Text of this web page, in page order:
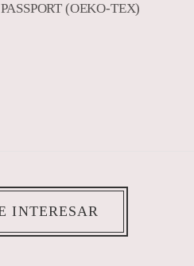
(OEKO-TEX)
INTERESAR